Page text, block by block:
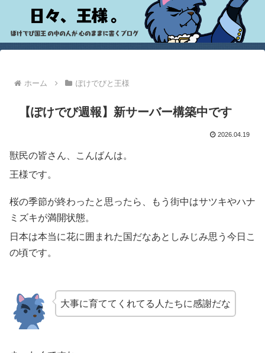
ホーム ぽけでびと王様
【ぽけでび週報】新サーバー構築中です
2026.04.19
獣民の皆さん、こんばんは。
王様です。
桜の季節が終わったと思ったら、もう街中はサツキやハナ
ミズキが満開状態。
日本は本当に花に囲まれた国だなあとしみじみ思う今日こ
の頃です。
大事に育ててくれてる人たちに感謝だな